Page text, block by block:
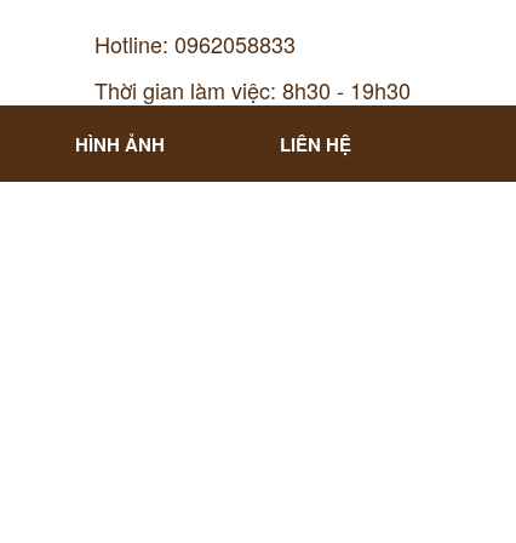
Hotline: 0962058833
Thời gian làm việc: 8h30 - 19h30
HÌNH ẢNH LIÊN HỆ